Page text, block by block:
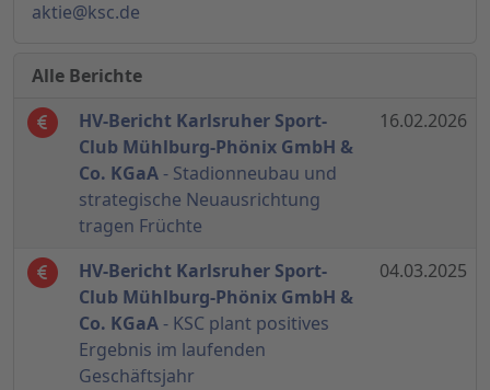
aktie@ksc.de
Alle Berichte
HV-Bericht Karlsruher Sport-
Club Mühlburg-Phönix GmbH &
Co. KGaA - Stadionneubau und
strategische Neuausrichtung
tragen Früchte
16.02.2026
HV-Bericht Karlsruher Sport-
Club Mühlburg-Phönix GmbH &
Co. KGaA- KSC plant positives
Ergebnis im laufenden
Geschäftsjahr
04.03.2025